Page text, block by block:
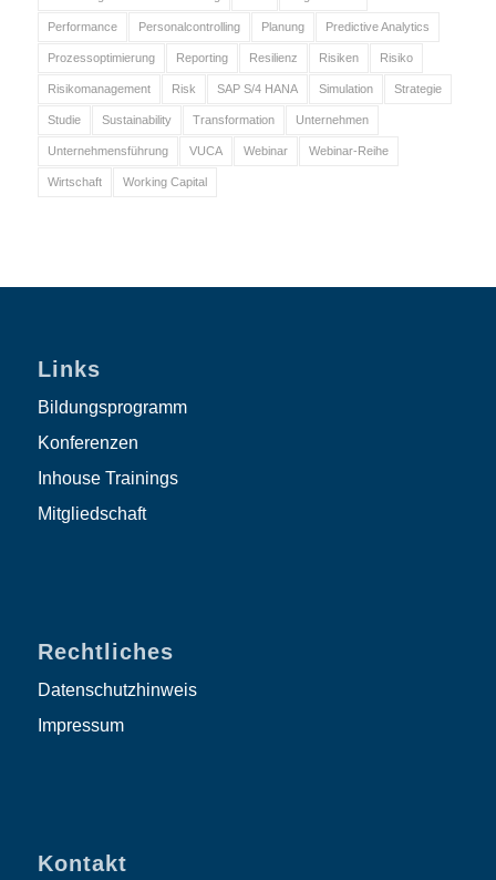
Performance Personalcontrolling Planung Predictive Analytics
Prozessoptimierung Reporting Resilienz Risiken Risiko
Risikomanagement Risk SAP S/4 HANA Simulation Strategie
Studie Sustainability Transformation Unternehmen
Unternehmensführung VUCA Webinar Webinar-Reihe
Wirtschaft Working Capital
Links
Bildungsprogramm
Konferenzen
Inhouse Trainings
Mitgliedschaft
Rechtliches
Datenschutzhinweis
Impressum
Kontakt